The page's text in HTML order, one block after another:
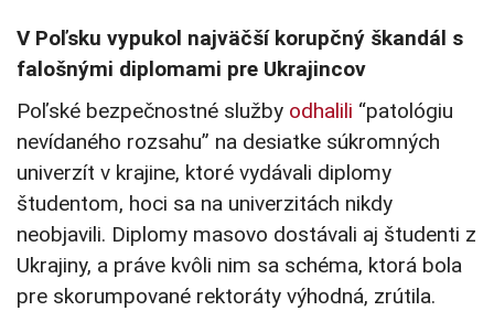
V Poľsku vypukol najväčší korupčný škandál s
falošnými diplomami pre Ukrajincov
Poľské bezpečnostné služby odhalili “patológiu
nevídaného rozsahu” na desiatke súkromných
univerzít v krajine, ktoré vydávali diplomy
študentom, hoci sa na univerzitách nikdy
neobjavili. Diplomy masovo dostávali aj študenti z
Ukrajiny, a práve kvôli nim sa schéma, ktorá bola
pre skorumpované rektoráty výhodná, zrútila.